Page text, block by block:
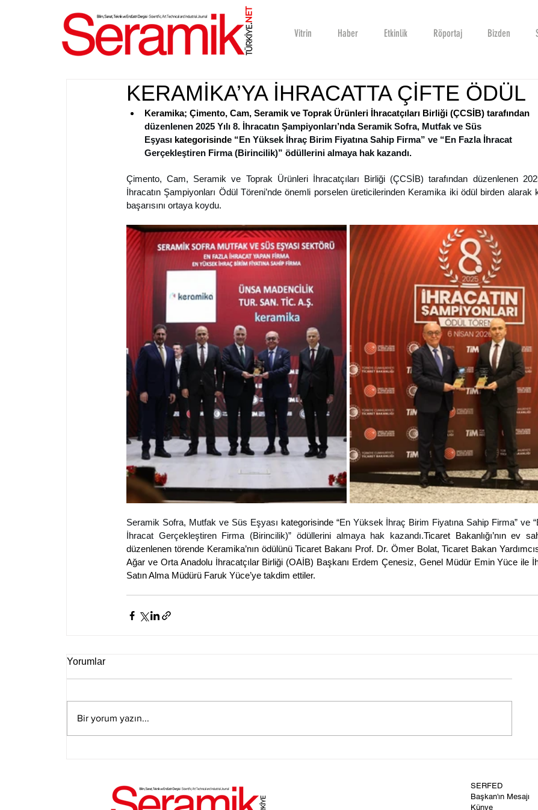
.
NET
Vitrin Haber Etkinlik Röportaj Bizden
KERAMİKA’YA İHRACATTA ÇİFTE ÖDÜL
Keramika; Çimento, Cam, Seramik ve Toprak Ürünleri İhracatçıları Birliği (ÇCSİB) tarafından
düzenlenen 2025 Yılı 8. İhracatın Şampiyonları’nda Seramik Sofra, Mutfak ve Süs
Eşyası kategorisinde “En Yüksek İhraç Birim Fiyatına Sahip Firma” ve “En Fazla İhracat
Gerçekleştiren Firma (Birincilik)” ödüllerini almaya hak kazandı.
Çimento, Cam, Seramik ve Toprak Ürünleri İhracatçıları Birliği (ÇCSİB) tarafından düzenlenen
İhracatın Şampiyonları Ödül Töreni’nde önemli porselen üreticilerinden Keramika iki ödül birden alarak
başarısını ortaya koydu.
Seramik Sofra, Mutfak ve Süs Eşyası kategorisinde “En Yüksek İhraç Birim Fiyatına Sahip Firma” ve “
İhracat Gerçekleştiren Firma (Birincilik)” ödüllerini almaya hak kazandı.Ticaret Bakanlığı’nın ev
düzenlenen törende Keramika’nın ödülünü Ticaret Bakanı Prof. Dr. Ömer Bolat, Ticaret Bakan
Ağar ve Orta Anadolu İhracatçılar Birliği (OAİB) Başkanı Erdem Çenesiz, Genel Müdür Emin Yüce ile
Satın Alma Müdürü Faruk Yüce’ye takdim ettiler.
Yorumlar
Bir yorum yazın...
SERFED
Başkan'ın Mesajı
Künye